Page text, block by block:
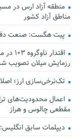
منطقه آزاد ارس در
مناطق آزاد کشور
پیت هگست: صنعت
رزمایش میلان تصویب
تک‌نرخی‌سازی ارز؛
اعمال محدودیت‌های
مقطعی چالوس و هراز
دیپلمات سابق